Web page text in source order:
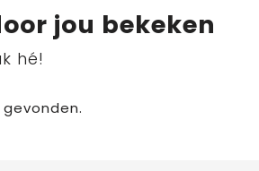
jou bekeken
hé!